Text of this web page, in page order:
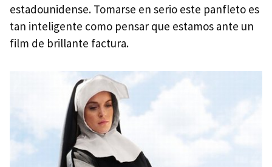
estadounidense. Tomarse en serio este panfleto es
tan inteligente como pensar que estamos ante un
film de brillante factura.